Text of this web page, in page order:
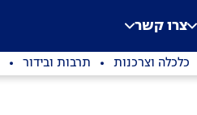
צרו קשר
כלכלה וצרכנות תרבות ובידור